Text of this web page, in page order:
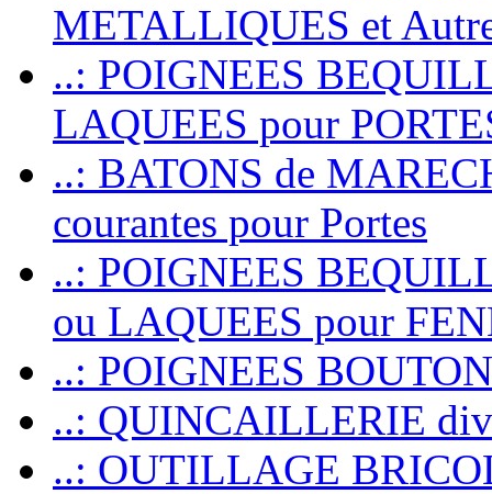
METALLIQUES et
..: POIGNEES
LAQUEES pour
..: BATONS de
courantes pour Portes
..: POIGNEES
ou LAQUEES pour
..: POIGNEES
..: QUINCAILLERIE
..: OUTILLAGE